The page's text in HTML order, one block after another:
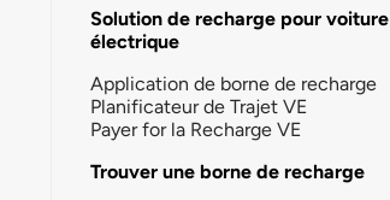
Solution de recharge pour voiture
électrique
Application de borne de recharge
Planificateur de Trajet VE
Payer for la Recharge VE
Trouver une borne de recharge